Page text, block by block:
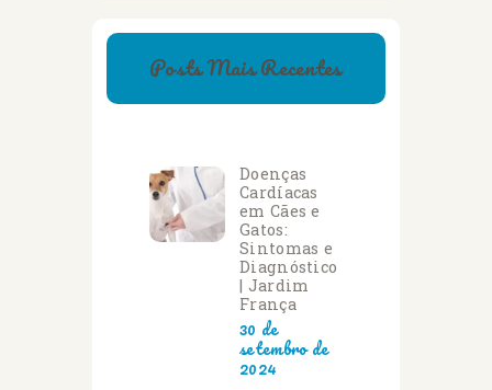
Posts Mais Recentes
Doenças
Cardíacas
em Cães e
Gatos:
Sintomas e
Diagnóstico
| Jardim
França
30 de
setembro de
2024